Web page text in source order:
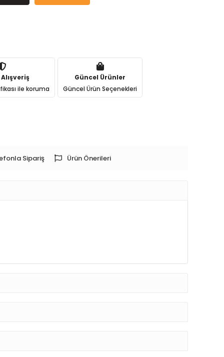
ile koruma
Güncel Ürünler
Güncel Ürün Seçenekleri
Sipariş Ürün Önerileri